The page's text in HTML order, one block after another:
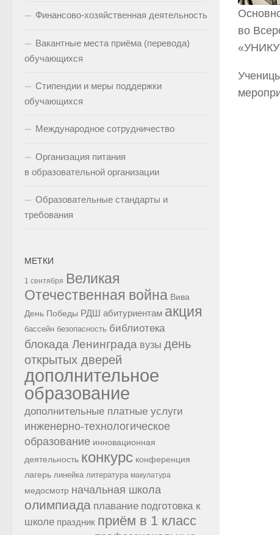
во
Финансово-хозяйственная деятельность
Вакантные места приёма (перевода)
обучающихся
Стипендии и меры поддержки
обучающихся
Международное сотрудничество
Организация питания
в образовательной организации
Образовательные стандарты и
требования
МЕТКИ
1 сентября Великая
Отечественная война Вива
День Победы РДШ абитуриентам акция
бассейн безопасность библиотека
блокада Ленинграда вузы день
открытых дверей
дополнительное
образование
дополнительные платные услуги
инженерно-технологическое
образование инновационная
деятельность конкурс конференция
лагерь линейка литература макулатура
медосмотр начальная школа
олимпиада плавание подготовка к
школе праздник приём в 1 класс